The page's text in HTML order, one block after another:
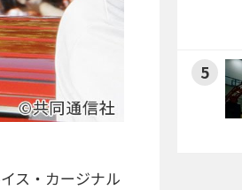
ス・カージナル
5